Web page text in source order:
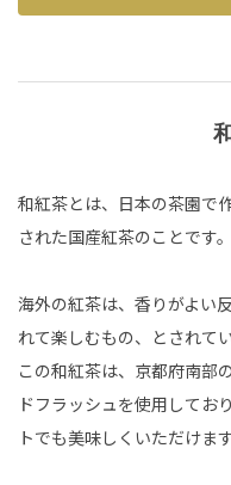
和紅茶とは、日本の茶園で
された国産紅茶のことです。
海外の紅茶は、香りがよい
れて楽しむもの、とされて
この和紅茶は、京都府南部
ドフラッシュを使用してお
トでも美味しくいただけます